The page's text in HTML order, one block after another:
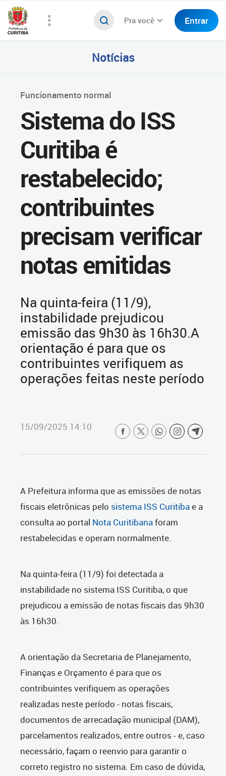
Pra você Entrar
Notícias
Funcionamento normal
Sistema do ISS
Curitiba é
restabelecido;
contribuintes
precisam verificar
notas emitidas
Na quinta-feira (11/9),
instabilidade prejudicou
emissão das 9h30 às 16h30.A
orientação é para que os
contribuintes verifiquem as
operações feitas neste período
15/09/2025 14:10
A Prefeitura informa que as emissões de notas
fiscais eletrônicas pelo sistema ISS Curitibae a
consulta ao portal Nota Curitibanaforam
restabelecidas e operam normalmente.
Na quinta-feira (11/9) foi detectada a
instabilidade no sistema ISS Curitiba, o que
prejudicou a emissão de notas fiscais das 9h30
às 16h30.
A orientação da Secretaria de Planejamento,
Finanças e Orçamento é para que os
contribuintes verifiquem as operações
realizadas neste período - notas fiscais,
documentos de arrecadação municipal (DAM),
parcelamentos realizados, entre outros - e, caso
necessário, façam o reenvio para garantir o
correto registro no sistema. Em caso de dúvida,